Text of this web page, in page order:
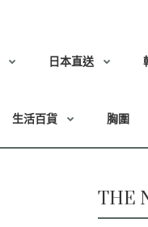
日本直送
生活百貨 胸圍
THE